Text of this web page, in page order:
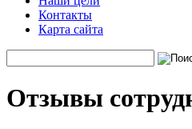
Контакты
Карта сайта
Отзывы